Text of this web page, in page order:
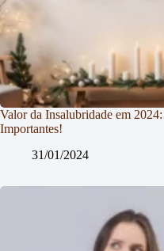
Valor da Insalubridade em
Importantes!
31/01/2024